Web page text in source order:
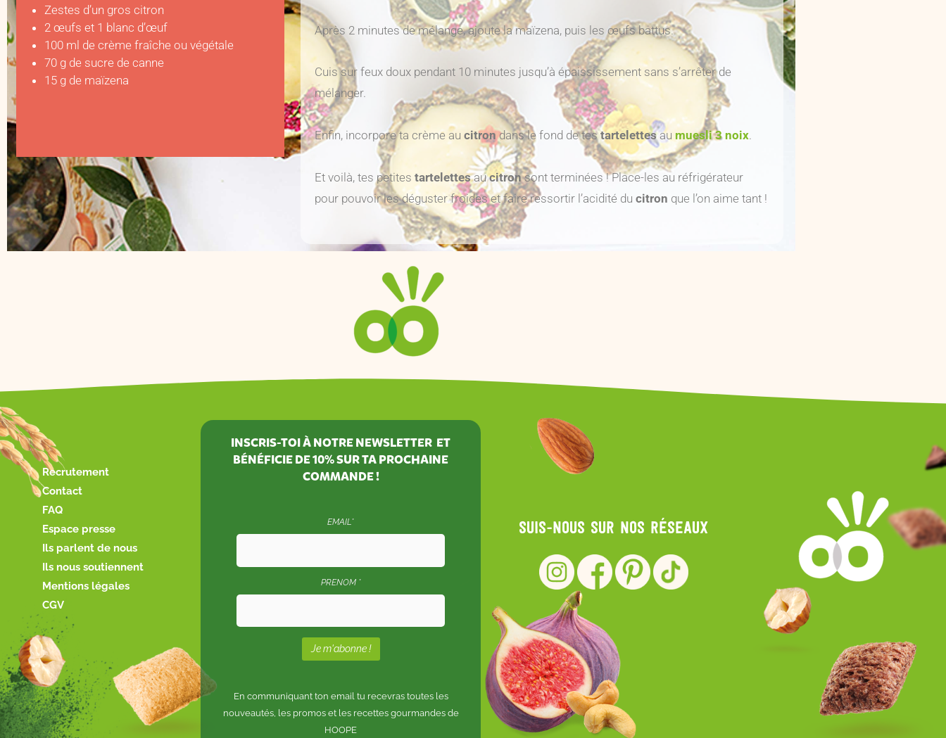
Zestes d’un gros citron
2 œufs et 1 blanc d’œuf
100 ml de crème fraîche ou végétale
70 g de sucre de canne
15 g de maïzena
Après 2 minutes de mélange, ajoute la maïzena, puis les œufs battus.
Cuis sur feux doux pendant 10 minutes jusqu’à épaississement sans s’arrêter de
mélanger.
Enfin, incorpore ta crème au citrondans le fond de testartelettesau muesli 3 noix.
Et voilà, tes petites tartelettesaucitronsont terminées ! Place-les au réfrigérateur
pour pouvoir les déguster froides et faire ressortir l’acidité du citron que l’on aime tant !
Recrutement
Contact
FAQ
Espace presse
Ils parlent de nous
Ils nous soutiennent
Mentions légales
CGV
INSCRIS-TOI À NOTRE NEWSLETTER ET
BÉNÉFICIE DE10%SUR TA PROCHAINE
COMMANDE !
EMAIL*
PRENOM *
En communiquant ton email tu recevras toutes les
nouveautés, les promos et les recettes gourmandes de
HOOPE
Suis-nous sur nos réseaux